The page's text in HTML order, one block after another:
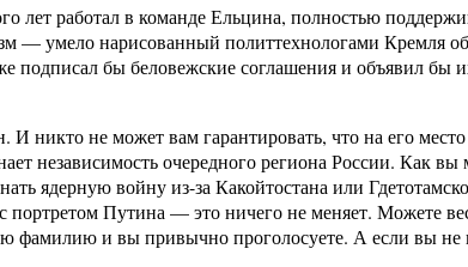
лет работал в команде Ельцина, полностью
— умело нарисованный политтехнологами Кремля
подписал бы беловежские соглашения и объявил бы
никто не может вам гарантировать, что на его
независимость очередного региона России. Как
ядерную войну из-за Какойтостана или
портретом Путина — это ничего не меняет. Можете
фамилию и вы привычно проголосуете. А если вы не